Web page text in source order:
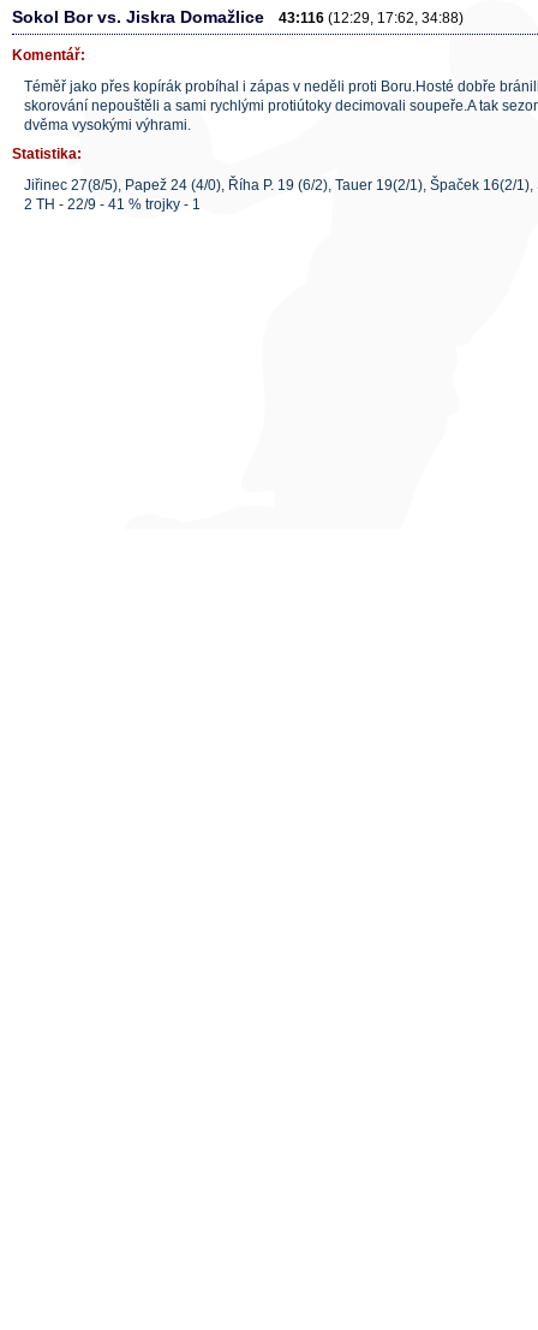
Sokol Bor vs. Jiskra Domažlice 43:116 (12:29, 17:62, 34:88)
Komentář:
Téměř jako přes kopírák probíhal i zápas v neděli proti Boru.Hosté dobře
skorování nepouštěli a sami rychlými protiútoky decimovali soupeře.A tak
dvěma vysokými výhrami.
Statistika:
Jiřinec 27(8/5), Papež 24 (4/0), Říha P. 19 (6/2), Tauer 19(2/1), Špaček 16(2/
2 TH - 22/9 - 41 % trojky - 1